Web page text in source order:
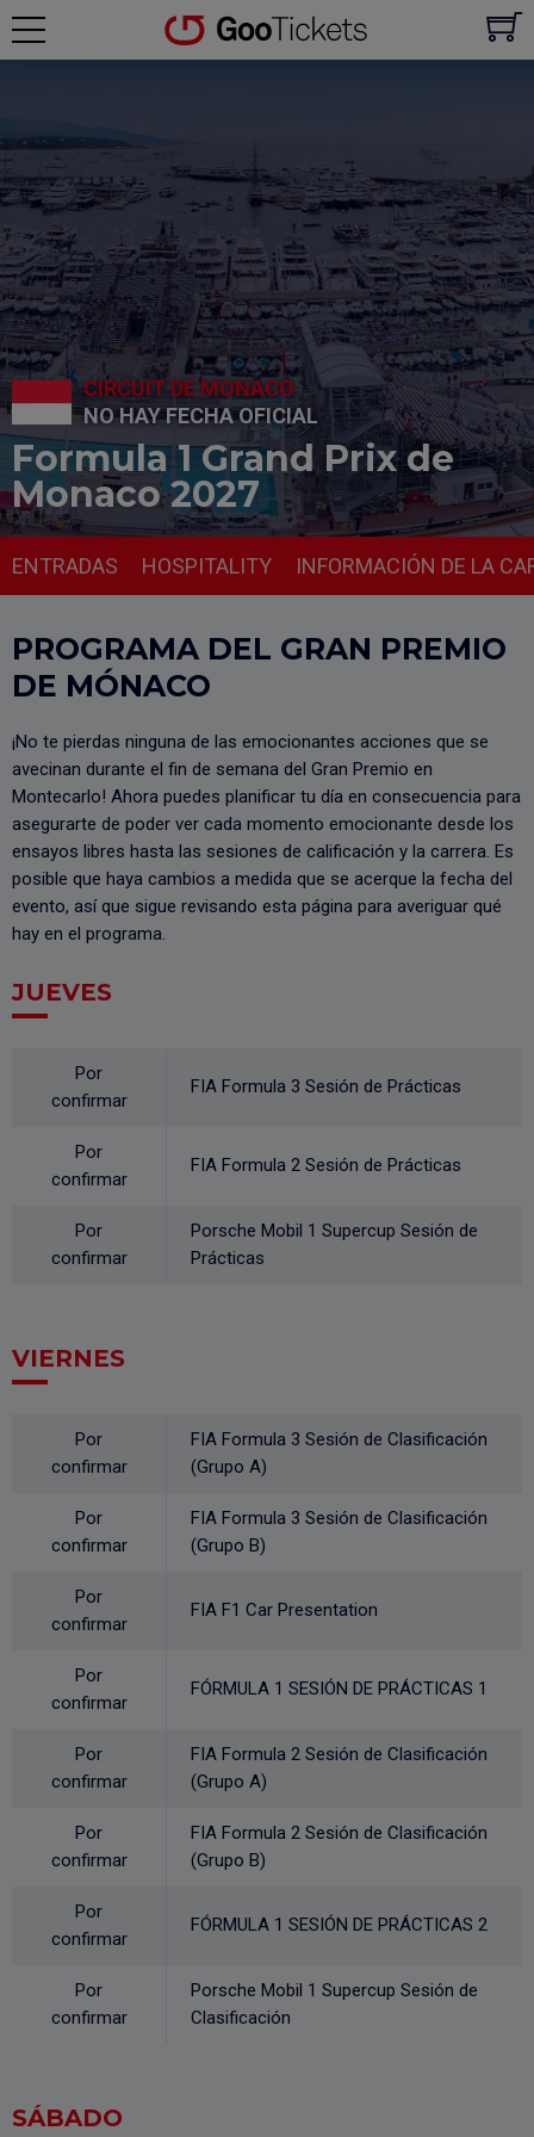
CIRCUIT DE MONACO
NO HAY FECHA OFICIAL
Formula 1 Grand Prix de
Monaco 2027
ENTRADAS HOSPITALITY INFORMACIÓN DE LA
PROGRAMA DEL GRAN PREMIO
DE MÓNACO
¡No te pierdas ninguna de las emocionantes acciones que se
avecinan durante el fin de semana del Gran Premio en
Montecarlo! Ahora puedes planificar tu día en consecuencia para
asegurarte de poder ver cada momento emocionante desde los
ensayos libres hasta las sesiones de calificación y la carrera. Es
posible que haya cambios a medida que se acerque la fecha del
evento, así que sigue revisando esta página para averiguar qué
hay en el programa.
JUEVES
Por
confirmar
FIA Formula 3 Sesión de Prácticas
Por
confirmar
FIA Formula 2 Sesión de Prácticas
Por
confirmar
Porsche Mobil 1 Supercup Sesión de
Prácticas
VIERNES
Por
confirmar
FIA Formula 3 Sesión de Clasificación
(Grupo A)
Por
confirmar
FIA Formula 3 Sesión de Clasificación
(Grupo B)
Por
confirmar
FIA F1 Car Presentation
Por
confirmar
FÓRMULA 1 SESIÓN DE PRÁCTICAS 1
Por
confirmar
FIA Formula 2 Sesión de Clasificación
(Grupo A)
Por
confirmar
FIA Formula 2 Sesión de Clasificación
(Grupo B)
Por
confirmar
FÓRMULA 1 SESIÓN DE PRÁCTICAS 2
Por
confirmar
Porsche Mobil 1 Supercup Sesión de
Clasificación
SÁBADO